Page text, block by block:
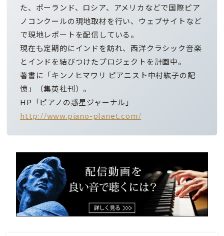
た、ポーランド、ロシア、アメリカなどで国際ピア
ノコンクールの現地取材を行い、ウェブサイトなど
で現地レポートを配信している。
現在も定期的にインドを訪れ、西洋クラシック音楽
とインドを結びつけたプロジェクトを計画中。
著書に「キンノヒマワリ ピアニスト中村紘子の記
憶」（集英社刊）。
HP「ピアノの惑星ジャーナル」
http://www.piano-planet.com/